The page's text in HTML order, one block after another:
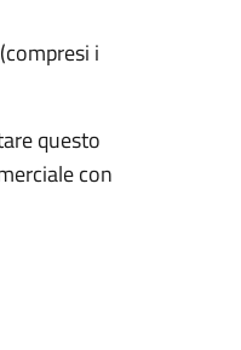
i
questo
con